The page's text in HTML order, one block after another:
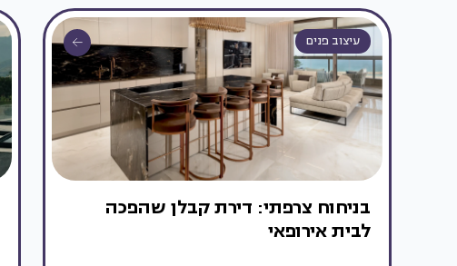
עיצוב פנים
בניחוח צרפתי: דירת קבלן שהפכה
לבית אירופאי